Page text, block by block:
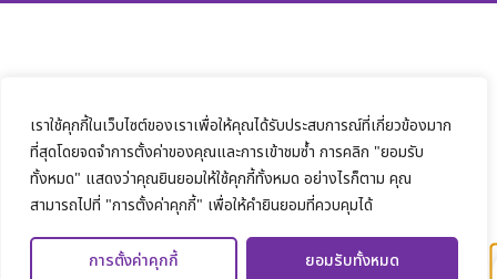
เราใช้คุกกี้ในเว็บไซต์ของเราเพื่อให้คุณได้รับประสบการณ์ที่เกี่ยวข้องมาก
ที่สุดโดยจดจำการตั้งค่าของคุณและการเข้าชมซ้ำ การคลิก "ยอมรับ
ทั้งหมด" แสดงว่าคุณยินยอมให้ใช้คุกกี้ทั้งหมด อย่างไรก็ตาม คุณ
สามารถไปที่ "การตั้งค่าคุกกี้" เพื่อให้คำยินยอมที่ควบคุมได้
การตั้งค่าคุกกี้ ยอมรับทั้งหมด